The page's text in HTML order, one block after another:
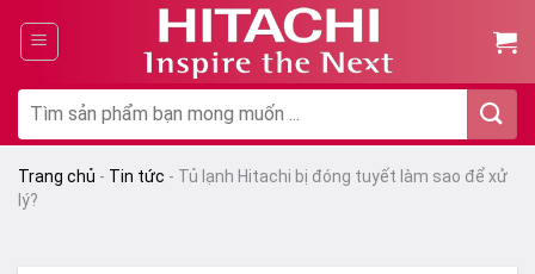
dung
Tìm
Trang chủ - Tin tức - Tủ lạnh Hitachi bị đóng tuyết làm sao để xử
lý?